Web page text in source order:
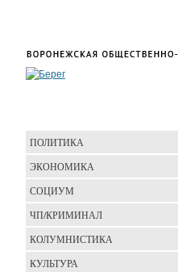
ПОЛИТИКА
ЭКОНОМИКА
СОЦИУМ
ЧП/КРИМИНАЛ
КОЛУМНИСТИКА
КУЛЬТУРА